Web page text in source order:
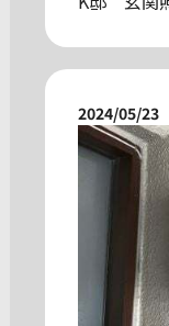
2024/05/23